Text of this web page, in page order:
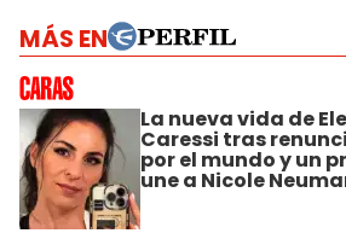
MÁS EN
La nueva vida de
Caressi tras
por el mundo y un
une a Nicole